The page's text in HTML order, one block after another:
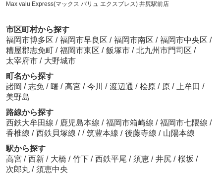
Max valu Express(マックス バリュ エクスプレス) 井尻駅前店
市区町村から探す
福岡市博多区 / 福岡市早良区 / 福岡市南区 / 福岡市中央区 /
糟屋郡志免町 / 福岡市東区 / 飯塚市 / 北九州市門司区 /
太宰府市 / 大野城市
町名から探す
諸岡 / 志免 / 曙 / 高宮 / 今川 / 渡辺通 / 桧原 / 原 / 上牟田 /
美野島
路線から探す
西鉄大牟田線 / 鹿児島本線 / 福岡市箱崎線 / 福岡市七隈線 /
香椎線 / 西鉄貝塚線 / / 筑豊本線 / 後藤寺線 / 山陽本線
駅から探す
高宮 / 西新 / 大橋 / 竹下 / 西鉄平尾 / 須恵 / 井尻 / 桜坂 /
次郎丸 / 須恵中央